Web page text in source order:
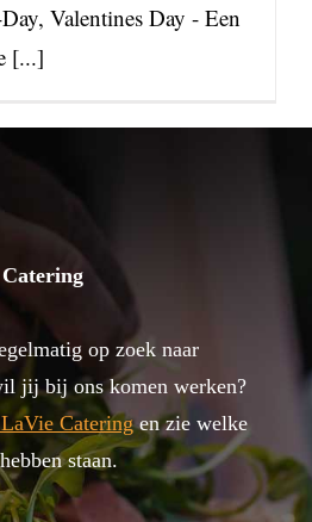
Valentines Day - Een
[...]
op zoek naar
jij bij ons komen werken?
Cateringen zie welke
staan.